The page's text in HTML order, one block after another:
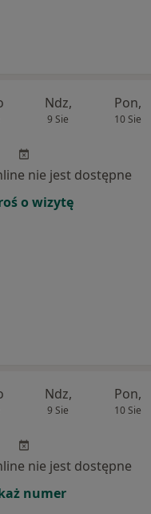
Ndz,
9 Sie
Pon,
10 Sie
nie jest dostępne
o wizytę
Ndz,
9 Sie
Pon,
10 Sie
nie jest dostępne
numer